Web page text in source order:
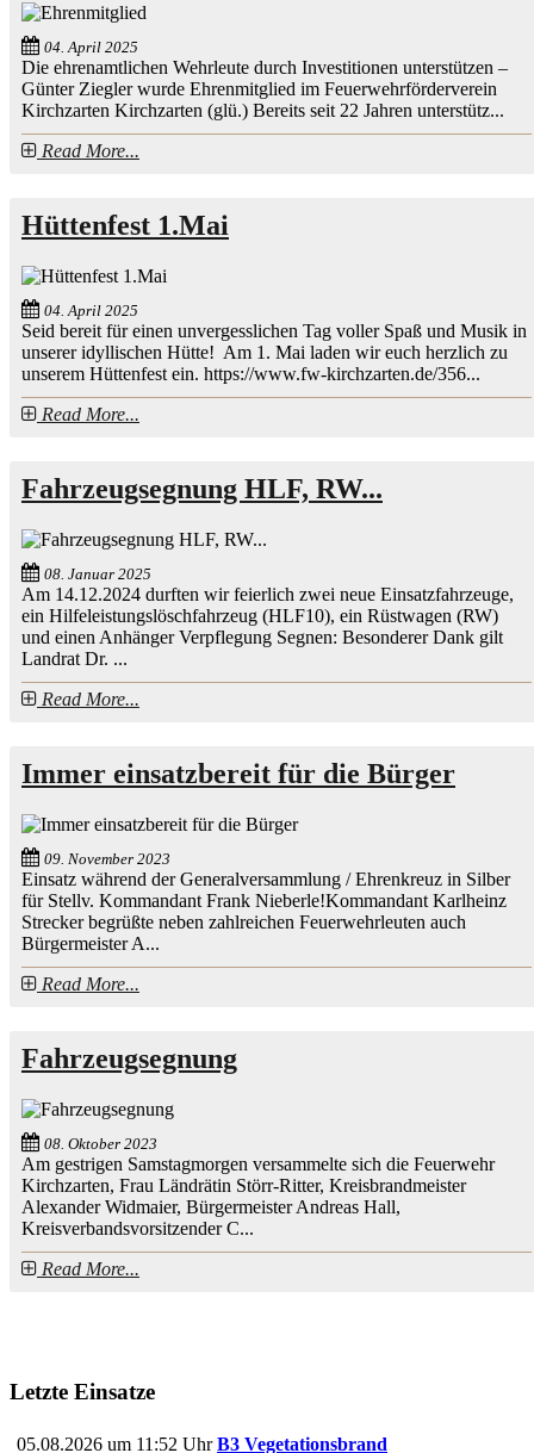
04. April 2025
Die ehrenamtlichen Wehrleute durch Investitionen unterstützen –
Günter Ziegler wurde Ehrenmitglied im Feuerwehrförderverein
Kirchzarten Kirchzarten (glü.) Bereits seit 22 Jahren unterstütz...
Read More...
Hüttenfest 1.Mai
04. April 2025
Seid bereit für einen unvergesslichen Tag voller Spaß und Musik in
unserer idyllischen Hütte! Am 1. Mai laden wir euch herzlich zu
unserem Hüttenfest ein. https://www.fw-kirchzarten.de/356...
Read More...
Fahrzeugsegnung HLF, RW...
08. Januar 2025
Am 14.12.2024 durften wir feierlich zwei neue Einsatzfahrzeuge,
ein Hilfeleistungslöschfahrzeug (HLF10), ein Rüstwagen (RW)
und einen Anhänger Verpflegung Segnen: Besonderer Dank gilt
Landrat Dr. ...
Read More...
Immer einsatzbereit für die Bürger
09. November 2023
Einsatz während der Generalversammlung / Ehrenkreuz in Silber
für Stellv. Kommandant Frank Nieberle!Kommandant Karlheinz
Strecker begrüßte neben zahlreichen Feuerwehrleuten auch
Bürgermeister A...
Read More...
Fahrzeugsegnung
08. Oktober 2023
Am gestrigen Samstagmorgen versammelte sich die Feuerwehr
Kirchzarten, Frau Ländrätin Störr-Ritter, Kreisbrandmeister
Alexander Widmaier, Bürgermeister Andreas Hall,
Kreisverbandsvorsitzender C...
Read More...
Letzte Einsatze
05.08.2026 um 11:52 UhrB3 Vegetationsbrand